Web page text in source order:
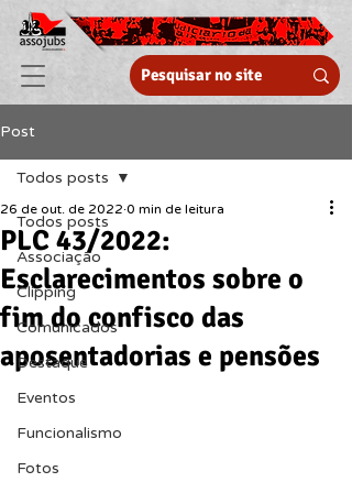
Post
Todos posts
Associação
Clipping
Comunicados
Destaque
Eventos
Funcionalismo
Fotos
Todos posts
PLC 43/2022:
Esclarecimentos sobre o
fim do confisco das
aposentadorias e pensões
26 de out. de 2022 0 min de leitura